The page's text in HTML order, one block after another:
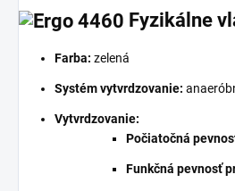
Fyzikálne
Farba: zelená
Systém vytvrdzovanie:
Vytvrdzovanie:
Počiatočná
Funkčná pevnosť